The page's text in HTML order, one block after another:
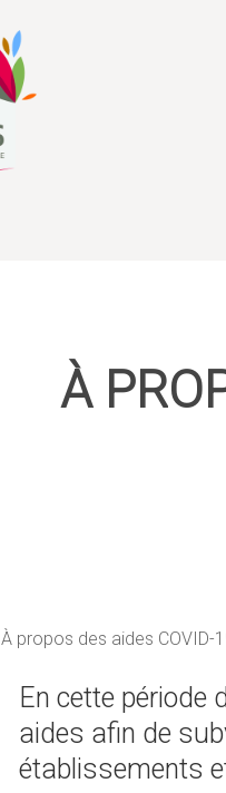
À
À propos des aides COVID-
En cette période
aides afin de
établissements